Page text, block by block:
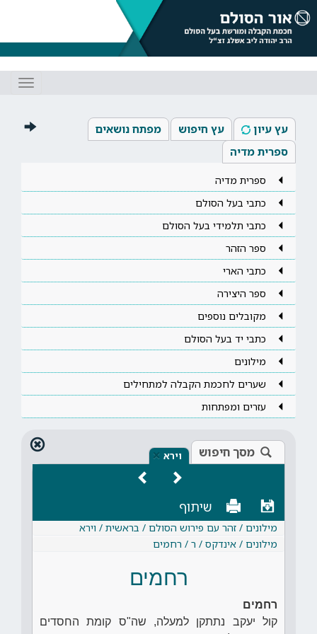
עץ עיון עץ חיפוש
מפתח נושאים
ספרית מדיה
ספרית מדיה
כתבי בעל הסולם
כתבי תלמידי בעל הסולם
ספר הזהר
כתבי הארי
ספר היצירה
מקובלים נוספים
כתבי יד בעל הסולם
מילונים
שערים לחכמת הקבלה למתחילים
עזרים ומפתחות
מסך חיפוש וירא ×
שיתוף
מילונים / זהר עם פירוש הסולם / בראשית / וירא
מילונים / אינדקס / ר / רחמים
רחמים
רחמים
קול יעקב נתתקן למעלה, שה"ס קומת החסדים